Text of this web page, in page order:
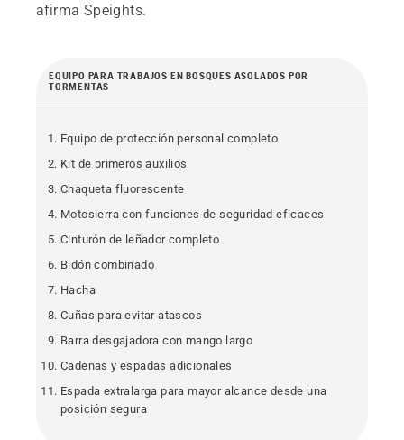
afirma Speights.
EQUIPO PARA TRABAJOS EN BOSQUES ASOLADOS POR
TORMENTAS
Equipo de protección personal completo
Kit de primeros auxilios
Chaqueta fluorescente
Motosierra con funciones de seguridad eficaces
Cinturón de leñador completo
Bidón combinado
Hacha
Cuñas para evitar atascos
Barra desgajadora con mango largo
Cadenas y espadas adicionales
Espada extralarga para mayor alcance desde una
posición segura